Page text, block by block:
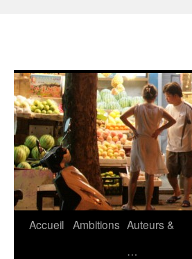
Aller
Accueil Ambitions Auteurs &
…